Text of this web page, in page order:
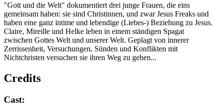
"Gott und die Welt" dokumentiert drei junge Frauen, die eins
gemeinsam haben: sie sind Christinnen, und zwar Jesus Freaks und
haben eine ganz intime und lebendige (Liebes-) Beziehung zu Jesus.
Claire, Mireille und Helke leben in einem ständigen Spagat
zwischen Gottes Welt und unserer Welt. Geplagt von innerer
Zerrissenheit, Versuchungen, Sünden und Konflikten mit
Nichtchristen versuchen sie ihren Weg zu gehen...
Credits
Cast: